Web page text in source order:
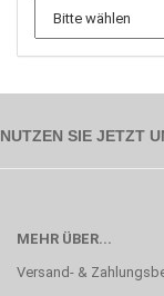
NUTZEN SIE JETZT
MEHR ÜBER...
Versand- &